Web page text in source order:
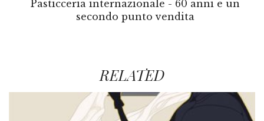
Pasticceria internazionale - 60 anni e un
secondo punto vendita
RELATED